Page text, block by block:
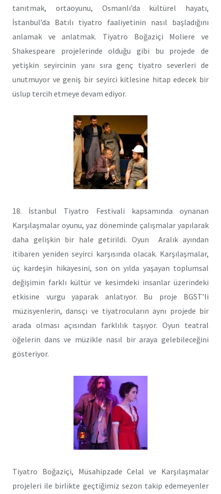
tanıtmak, ortaoyunu, Osmanlı’da kültürel hayatı,
İstanbul’da Batılı tiyatro faaliyetinin nasıl başladığını
anlamak ve anlatmak. Tiyatro Boğaziçi Moliere ve
Shakespeare projelerinde olduğu gibi bu projede de
yetişkin seyircinin yanı sıra genç tiyatro severleri de
unutmuyor ve geniş bir seyirci kitlesine hitap edecek bir
üslup tercih etmeye devam ediyor.
18. İstanbul Tiyatro Festivali kapsamında oynanan
Karşılaşmalar oyunu, yaz döneminde çalışmalar yapılarak
daha gelişkin bir hale getirildi. Oyun Aralık ayından
itibaren yeniden seyirci karşısında olacak. Karşılaşmalar,
üç kardeşin hikayesini, son on yılda yaşayan toplumsal
değişimin farklı kültür ve kesimdeki insanlar üzerindeki
etkisine vurgu yaparak anlatıyor. Bu proje BGST’li
müzisyenlerin, dansçı ve tiyatrocuların aynı projede bir
arada olması açısından farklılık taşıyor. Oyun teatral
öğelerin dans ve müzikle nasıl bir araya gelebileceğini
gösteriyor.
Tiyatro Boğaziçi, Müsahipzade Celal ve Karşılaşmalar
projeleri ile birlikte geçtiğimiz sezon takip edemeyenler